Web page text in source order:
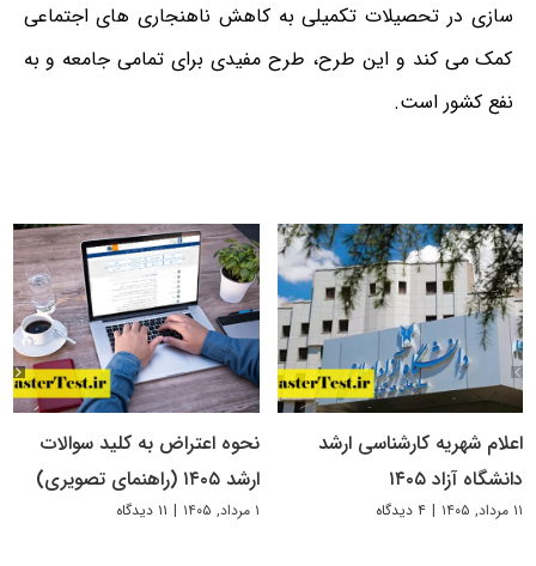
سازی در تحصیلات تکمیلی به کاهش ناهنجاری های اجتماعی
کمک می کند و این طرح، طرح مفیدی برای تمامی جامعه و به
نفع کشور است.
اعلام شهریه کارشناسی ارشد
دانشگاه آزاد ۱۴۰۵
۱۱ مرداد, ۱۴۰۵ | ۴ دیدگاه
نحوه اعتراض به کلید سوالات
ارشد ۱۴۰۵ (راهنمای تصویری)
۱ مرداد, ۱۴۰۵ | ۱۱ دیدگاه